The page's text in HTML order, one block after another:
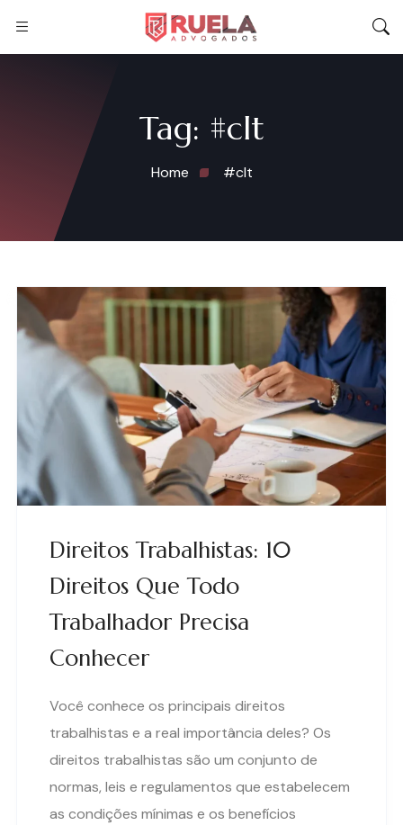
Tag: #clt
Home #clt
Direitos Trabalhistas: 10
Direitos Que Todo
Trabalhador Precisa
Conhecer
Você conhece os principais direitos
trabalhistas e a real importância deles? Os
direitos trabalhistas são um conjunto de
normas, leis e regulamentos que estabelecem
as condições mínimas e os benefícios